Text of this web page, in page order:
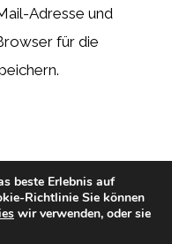
Adresse und
für die
beste Erlebnis auf
Richtlinie Sie können
wir verwenden, oder sie